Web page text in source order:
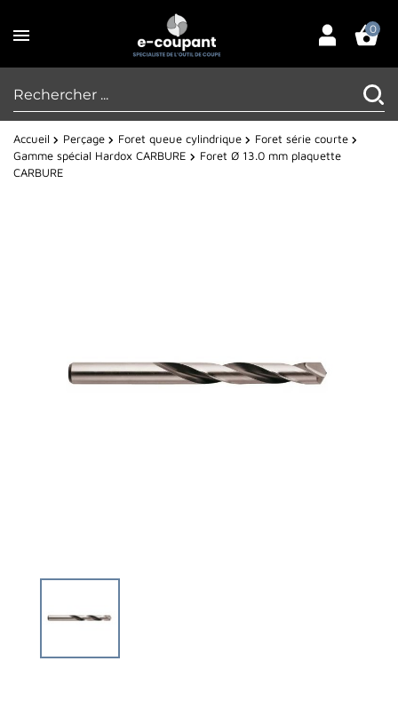
0
Accueil Perçage Foret queue cylindrique
Foret série courte
Gamme spécial Hardox CARBURE
Foret Ø 13.0 mm plaquette
CARBURE